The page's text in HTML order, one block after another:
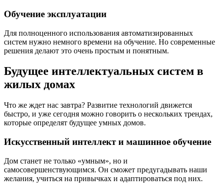
Обучение эксплуатации
Для полноценного использования автоматизированных
систем нужно немного времени на обучение. Но современные
решения делают это очень простым и понятным.
Будущее интеллектуальных систем в
жилых домах
Что же ждет нас завтра? Развитие технологий движется
быстро, и уже сегодня можно говорить о нескольких трендах,
которые определят будущее умных домов.
Искусственный интеллект и машинное обучение
Дом станет не только «умным», но и
самосовершенствующимся. Он сможет предугадывать наши
желания, учиться на привычках и адаптироваться под них.